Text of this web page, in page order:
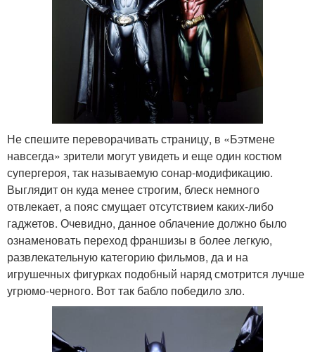
Не спешите переворачивать страницу, в «Бэтмене
навсегда» зрители могут увидеть и еще один костюм
супергероя, так называемую сонар-модификацию.
Выглядит он куда менее строгим, блеск немного
отвлекает, а пояс смущает отсутствием каких-либо
гаджетов. Очевидно, данное облачение должно было
ознаменовать переход франшизы в более легкую,
развлекательную категорию фильмов, да и на
игрушечных фигурках подобный наряд смотрится лучше
угрюмо-черного. Вот так бабло победило зло.